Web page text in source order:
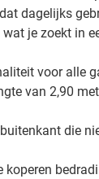
dagelijks
je zoekt in
voor alle
van 2,90
die
koperen